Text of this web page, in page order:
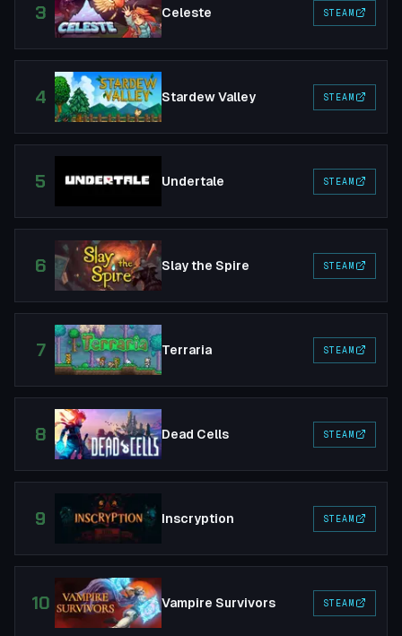
3 Celeste STEAM
4 Stardew Valley STEAM
5 Undertale STEAM
6 Slay the Spire STEAM
7 Terraria STEAM
8 Dead Cells STEAM
9 Inscryption STEAM
10 Vampire Survivors STEAM